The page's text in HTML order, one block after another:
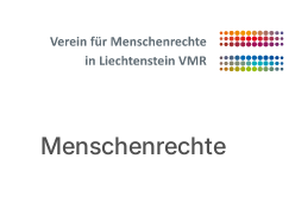
Menschenrechte